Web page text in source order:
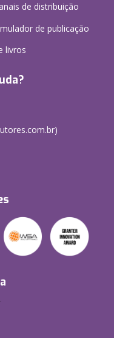
de distribuição
de publicação
livros